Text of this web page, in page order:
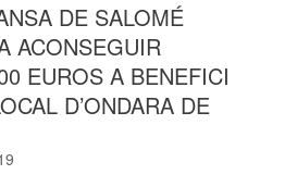
DE SALOMÉ
ACONSEGUIR
EUROS A BENEFICI
D’ONDARA DE